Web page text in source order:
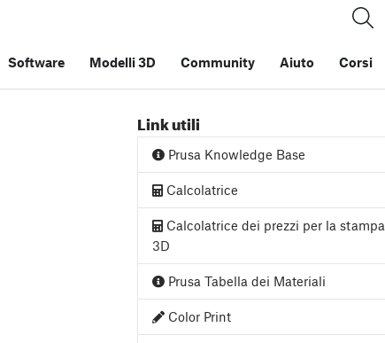
Software Modelli 3D Community Aiuto Corsi
Link utili
Prusa Knowledge Base
Calcolatrice
Calcolatrice dei prezzi per la stampa
3D
Prusa Tabella dei Materiali
Color Print